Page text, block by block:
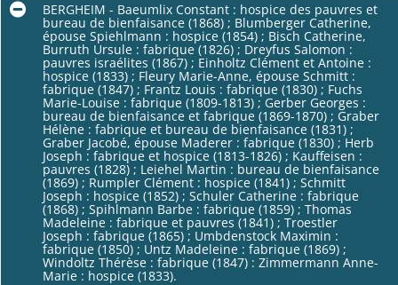
BERGHEIM - Baeumlix Constant : hospice des pauvres et
bureau de bienfaisance (1868) ; Blumberger Catherine,
épouse Spiehlmann : hospice (1854) ; Bisch Catherine,
Burruth Ursule : fabrique (1826) ; Dreyfus Salomon :
pauvres israélites (1867) ; Einholtz Clément et Antoine :
hospice (1833) ; Fleury Marie-Anne, épouse Schmitt :
fabrique (1847) ; Frantz Louis : fabrique (1830) ; Fuchs
Marie-Louise : fabrique (1809-1813) ; Gerber Georges :
bureau de bienfaisance et fabrique (1869-1870) ; Graber
Hélène : fabrique et bureau de bienfaisance (1831) ;
Graber Jacobé, épouse Maderer : fabrique (1830) ; Herb
Joseph : fabrique et hospice (1813-1826) ; Kauffeisen :
pauvres (1828) ; Leiehel Martin : bureau de bienfaisance
(1869) ; Rumpler Clément : hospice (1841) ; Schmitt
Joseph : hospice (1852) ; Schuler Catherine : fabrique
(1868) ; Spihlmann Barbe : fabrique (1859) ; Thomas
Madeleine : fabrique et pauvres (1841) ; Troestler
Joseph : fabrique (1865) ; Umbdenstock Maximin :
fabrique (1850) ; Untz Madeleine : fabrique (1869) ;
Windoltz Thérèse : fabrique (1847) : Zimmermann Anne-
Marie : hospice (1833).